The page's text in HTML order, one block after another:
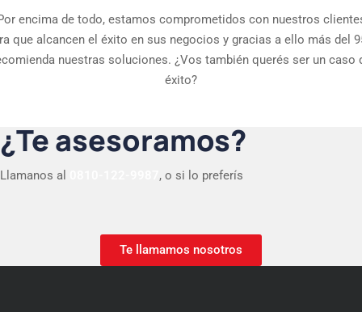
encima de todo, estamos comprometidos con nuestros
que alcancen el éxito en sus negocios y gracias a ello más del
nuestras soluciones. ¿Vos también querés ser un caso
éxito?
¿Te asesoramos?
Llamanos al , o si lo preferís
Te llamamos nosotros